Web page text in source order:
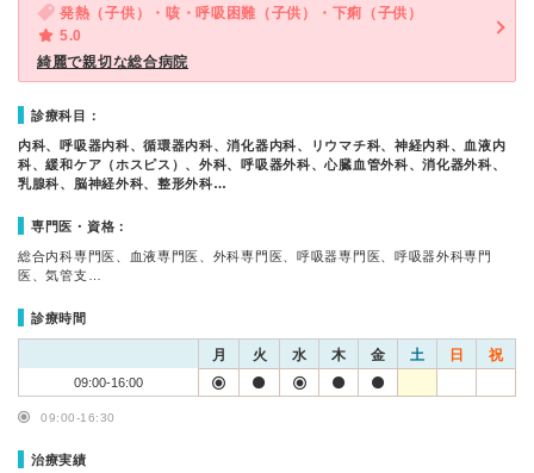
発熱（子供）・咳・呼吸困難（子供）・下痢（子供）
5.0
綺麗で親切な総合病院
診療科目：
内科、呼吸器内科、循環器内科、消化器内科、リウマチ科、神経内科、血液内
科、緩和ケア（ホスピス）、外科、呼吸器外科、心臓血管外科、消化器外科、
乳腺科、脳神経外科、整形外科…
専門医・資格：
総合内科専門医、血液専門医、外科専門医、呼吸器専門医、呼吸器外科専門
医、気管支…
診療時間
月 火 水 木 金 土 日 祝
09:00-16:00
09:00-16:30
治療実績